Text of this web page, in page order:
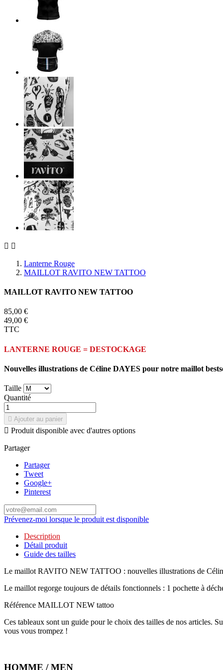
 
Lanterne Rouge
MAILLOT RAVITO NEW TATTOO
MAILLOT RAVITO NEW TATTOO
85,00 €
49,00 €
TTC
LANTERNE ROUGE = DESTOCKAGE
Nouvelles illustrations de Céline DAYES pour notre maillot
Taille
Quantité
 Ajouter au panier
 Produit disponible avec d'autres options
Partager
Partager
Tweet
Google+
Pinterest
Prévenez-moi lorsque le produit est disponible
Description
Détail produit
Guide des tailles
Le maillot RAVITO NEW TATTOO : nouvelles illustrations de
Le maillot regorge toujours de détails fonctionnels : 1 pochette à
Référence MAILLOT NEW tattoo
Ces tableaux sont un guide pour le choix des tailles de nos articles.
vous vous trompez !
HOMME / MEN